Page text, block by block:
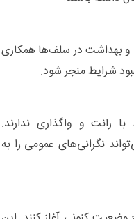
و بهداشت در سلف‌ها همکاری
شرایط منجر شود.
رانت و واگذاری ندارند.
نگرانی‌های عمومی را به